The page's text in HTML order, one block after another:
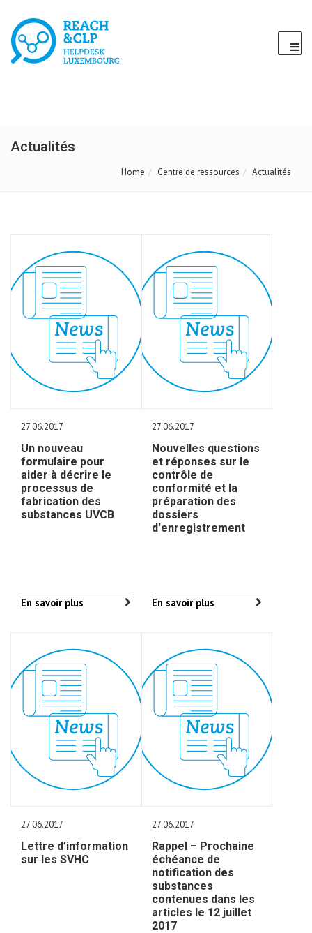
Actualités
Home Centre de ressources Actualités
27.06.2017
Un nouveau
formulaire pour
aider à décrire le
processus de
fabrication des
substances UVCB
En savoir plus
27.06.2017
Nouvelles questions
et réponses sur le
contrôle de
conformité et la
préparation des
dossiers
d'enregistrement
En savoir plus
27.06.2017
Lettre d’information
sur les SVHC
27.06.2017
Rappel – Prochaine
échéance de
notification des
substances
contenues dans les
articles le 12 juillet
2017